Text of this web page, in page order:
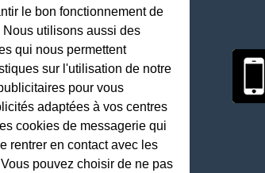
le bon fonctionnement de
Nous utilisons aussi des
qui nous permettent
sur l'utilisation de notre
pour vous
adaptées à vos centres
cookies de messagerie qui
rentrer en contact avec les
pouvez choisir de ne pas